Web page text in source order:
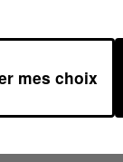
mes choix